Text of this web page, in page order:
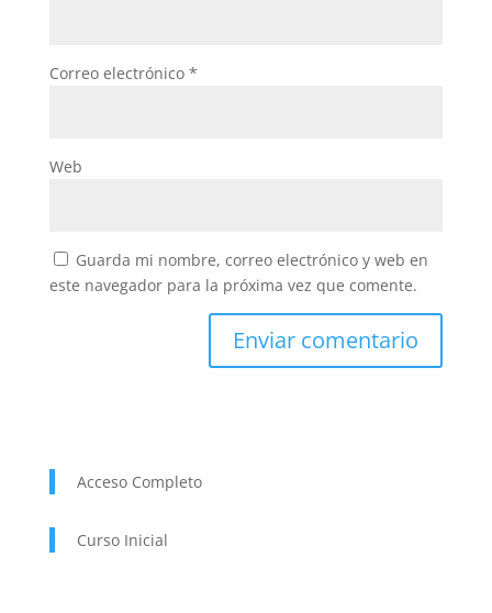
Correo electrónico *
Web
Guarda mi nombre, correo electrónico y web en
este navegador para la próxima vez que comente.
Acceso Completo
Curso Inicial